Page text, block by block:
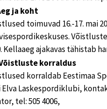
ja koht
toimuvad 16.-17. mai
Kellaaeg ajakavas tähistab
korraldus
korraldab Eestimaa
Elva Laskespordiklubi,
tel: 505 4006,